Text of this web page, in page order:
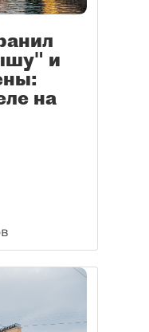
и
на